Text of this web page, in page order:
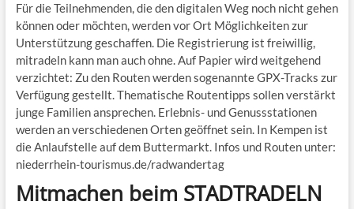
Für die Teilnehmenden, die den digitalen Weg noch nicht gehen
können oder möchten, werden vor Ort Möglichkeiten zur
Unterstützung geschaffen. Die Registrierung ist freiwillig,
mitradeln kann man auch ohne. Auf Papier wird weitgehend
verzichtet: Zu den Routen werden sogenannte GPX-Tracks zur
Verfügung gestellt. Thematische Routentipps sollen verstärkt
junge Familien ansprechen. Erlebnis- und Genussstationen
werden an verschiedenen Orten geöffnet sein. In Kempen ist
die Anlaufstelle auf dem Buttermarkt. Infos und Routen unter:
niederrhein-tourismus.de/radwandertag
Mitmachen beim STADTRADELN